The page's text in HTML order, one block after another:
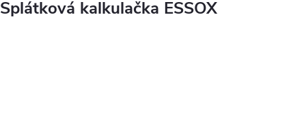
Splátková kalkulačka ESSOX